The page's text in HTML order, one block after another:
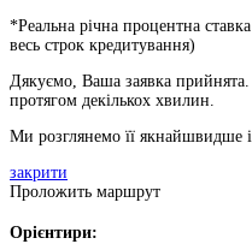
*Реальна річна процентна
весь строк кредитування)
Дякуємо, Ваша заявка
протягом декількох хвилин.
Ми розглянемо її якнайшвидше
закрити
Проложить маршрут
Орієнтири: